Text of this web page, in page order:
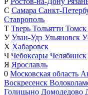
С Самара Санкт-
Ставрополь
Т Тверь Тольятти Томск
У Улан-Удэ Ульяновск
Х Хабаровск
Ч Чебоксары Челябинск
Я Ярославль
0 Московская область
Воскресенск
Голицыно Домодедово